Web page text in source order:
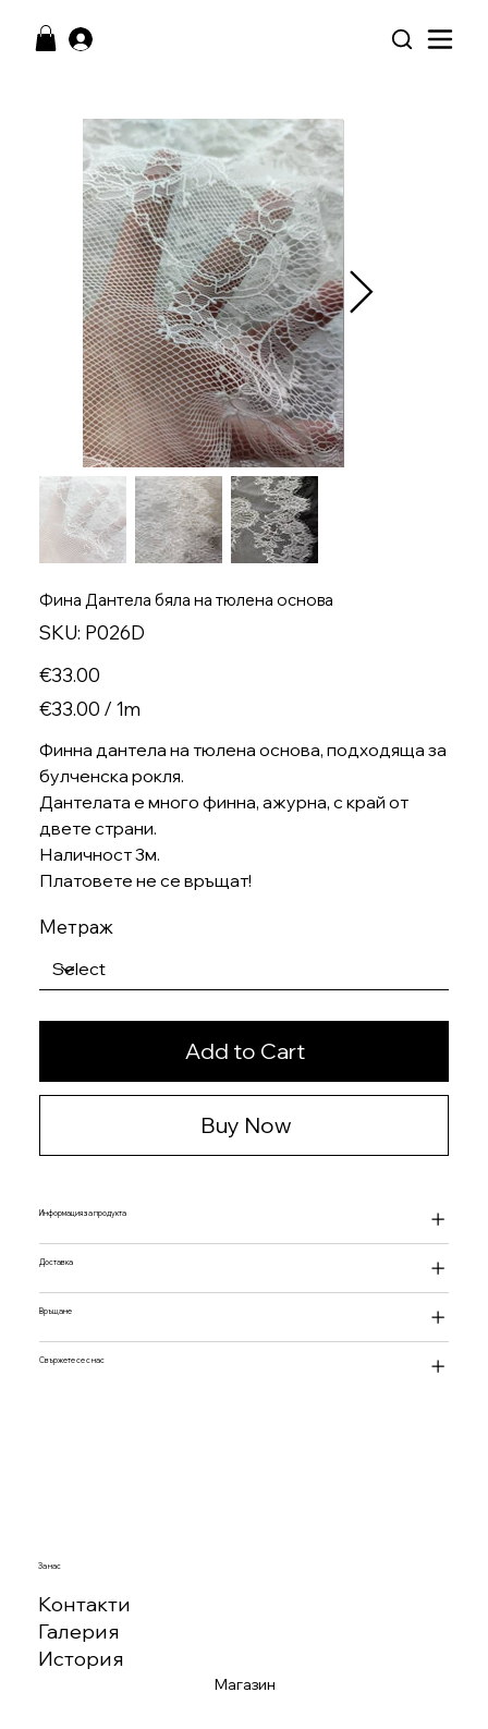
Фина Дантела бяла на тюлена основа
SKU: SKU
P026D
P026D
Price
€33.00
€33.00
per
€33.00 / 1m
Финна дантела на тюлена основа, подходяща за
булченска рокля.
Дантелата е много финна, ажурна, с край от
двете страни.
Наличност 3м.
Платовете не се връщат!
Метраж
Add to Cart
Buy Now
Информация за продукта
Доставка
Връщане
Свържете се с нас
За нас
Контакти
Галерия
История
Магазин